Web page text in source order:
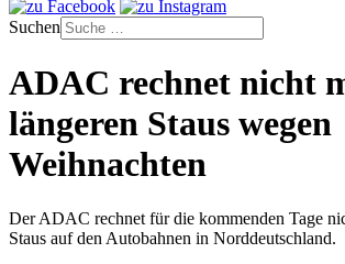
Suchen
ADAC rechnet nicht
längeren Staus wegen
Weihnachten
Der ADAC rechnet für die kommenden Tage
Staus auf den Autobahnen in Norddeutschland.